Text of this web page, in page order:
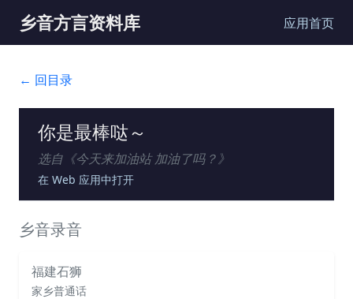
乡音方言资料库 应用首页
← 回目录
你是最棒哒～
选自《今天来加油站 加油了吗？》
在 Web 应用中打开
乡音录音
福建石狮
家乡普通话